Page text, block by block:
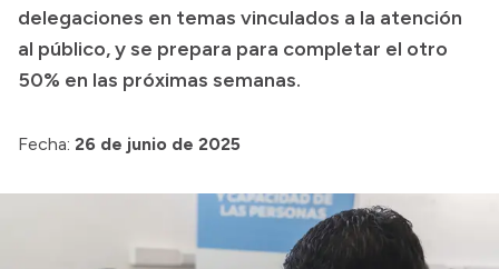
Consulta de expedientes
Consulta de pago a proveedores
Convocatorias
delegaciones en temas vinculados a la atención
al público, y se prepara para completar el otro
50% en las próximas semanas.
Fecha: 26 de junio de 2025